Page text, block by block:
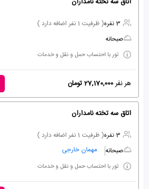
3 نفره
( ظرفیت 1 نفر اضافه دارد )
صبحانه
تور با احتساب حمل و نقل و خدمات
هر نفر27,170,000 تومان
اتاق سه تخته نامداران
3 نفره
( ظرفیت 1 نفر اضافه دارد )
صبحانه
مهمان خارجی
تور با احتساب حمل و نقل و خدمات